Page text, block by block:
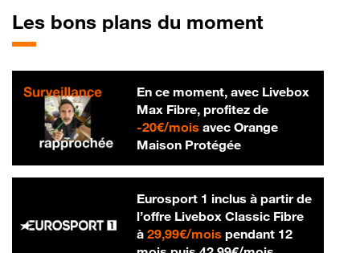
Les bons plans du moment
En ce moment, avec Livebox
Max Fibre, profitez de
-20€/mois20 € par mois
avec Orange
Maison Protégée
Eurosport 1 inclus à partir de
l’offre Livebox Classic Fibre
à 29,99€/mois29,99 € par mois
pendant 12